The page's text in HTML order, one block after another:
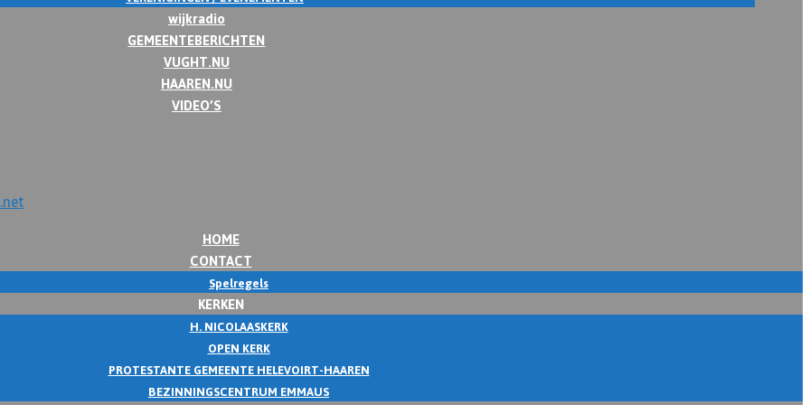
wijkradio
GEMEENTEBERICHTEN
VUGHT.NU
HAAREN.NU
VIDEO’S
HOME
CONTACT
Spelregels
KERKEN
H. NICOLAASKERK
OPEN KERK
PROTESTANTE GEMEENTE HELEVOIRT-HAAREN
BEZINNINGSCENTRUM EMMAUS